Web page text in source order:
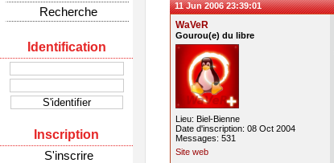
Recherche
Identification
Inscription
S'inscrire
11 Jun 2006 23:39:01
WaVeR
Gourou(e) du libre
Lieu: Biel-Bienne
Date d'inscription: 08 Oct 2004
Messages: 531
Site web